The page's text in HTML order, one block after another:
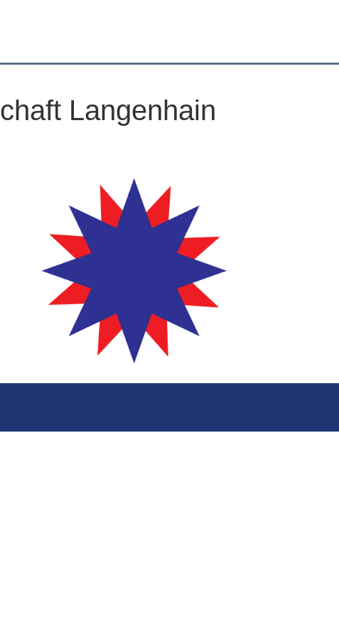
Langenhain
Office 365